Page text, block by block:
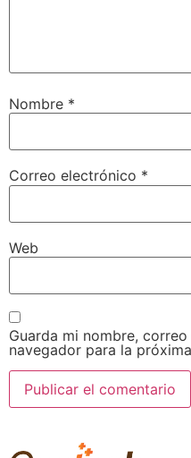
Nombre *
Correo electrónico *
Web
Guarda mi nombre,
navegador para la